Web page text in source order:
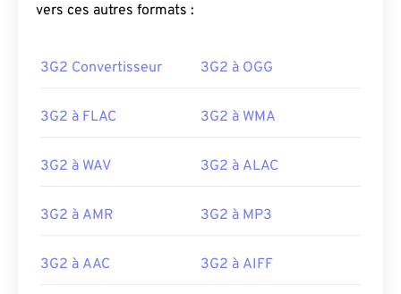
vers ces autres formats :
3G2 Convertisseur 3G2 à OGG
3G2 à FLAC 3G2 à WMA
3G2 à WAV 3G2 à ALAC
3G2 à AMR 3G2 à MP3
3G2 à AAC 3G2 à AIFF